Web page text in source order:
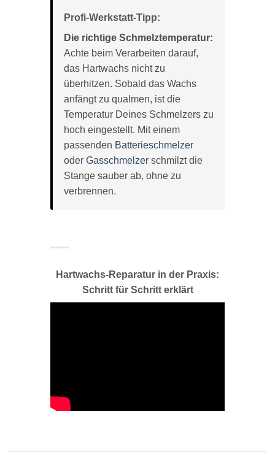
Profi-Werkstatt-Tipp:
Die richtige Schmelztemperatur:
Achte beim Verarbeiten darauf,
das Hartwachs nicht zu
überhitzen. Sobald das Wachs
anfängt zu qualmen, ist die
Temperatur Deines Schmelzers zu
hoch eingestellt. Mit einem
passenden Batterieschmelzer
oder Gasschmelzerschmilzt die
Stange sauber ab, ohne zu
verbrennen.
Hartwachs-Reparatur in der Praxis:
Schritt für Schritt erklärt